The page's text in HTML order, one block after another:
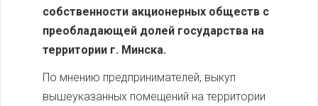
собственности акционерных обществ с
преобладающей долей государства на
территории г. Минска.
По мнению предпринимателей, выкуп
вышеуказанных помещений на территории